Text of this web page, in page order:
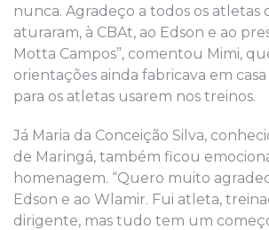
nunca. Agradeço a todos os atletas
aturaram, à CBAt, ao Edson e ao
Motta Campos”, comentou Mimi,
orientações ainda fabricava em
para os atletas usarem nos treinos.
Já Maria da Conceição Silva,
de Maringá, também ficou
homenagem. “Quero muito
Edson e ao Wlamir. Fui atleta,
dirigente, mas tudo tem um